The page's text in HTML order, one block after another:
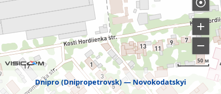
Dnipro (Dnipropetrovsk) Novokodatskyi
50 м